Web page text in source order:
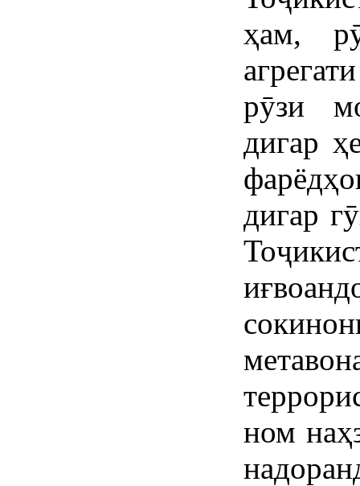
ҳам,
рӯзи
дигар
дигар
ном